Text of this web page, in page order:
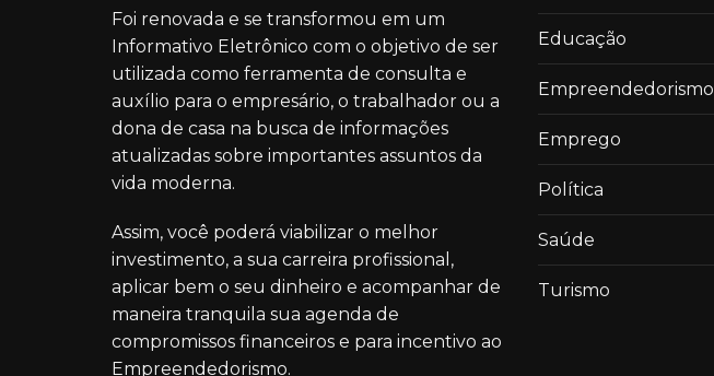
Foi renovada e se transformou em um
Informativo Eletrônico com o objetivo de ser
utilizada como ferramenta de consulta e
auxílio para o empresário, o trabalhador ou a
dona de casa na busca de informações
atualizadas sobre importantes assuntos da
vida moderna.
Assim, você poderá viabilizar o melhor
investimento, a sua carreira profissional,
aplicar bem o seu dinheiro e acompanhar de
maneira tranquila sua agenda de
compromissos financeiros e para incentivo ao
Empreendedorismo.
Educação
Empreendedorismo
Emprego
Política
Saúde
Turismo